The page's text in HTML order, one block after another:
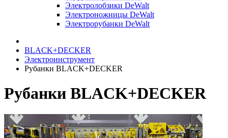
Электролобзики DeWalt
Электроножницы DeWalt
Электрорубанки DeWalt
BLACK+DECKER
Электроинструмент
Рубанки BLACK+DECKER
Рубанки BLACK+DECKER